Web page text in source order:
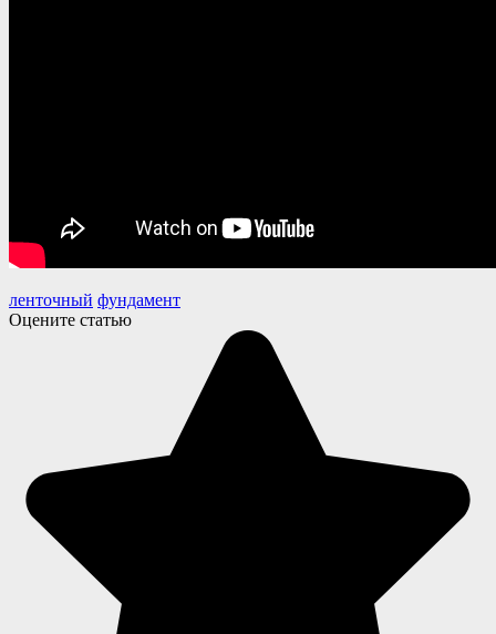
ленточный фундамент
Оцените статью